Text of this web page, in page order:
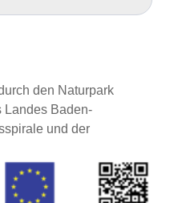
den Naturpark
Landes Baden-
und der